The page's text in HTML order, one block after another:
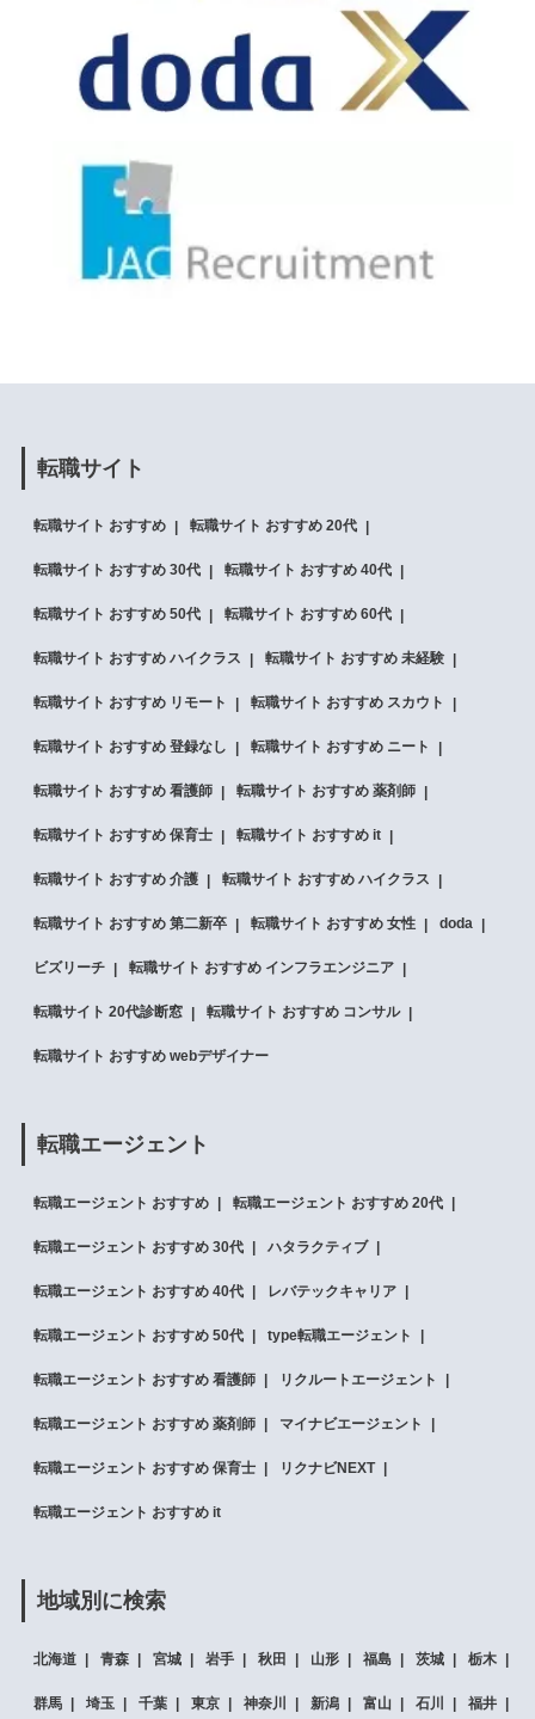
転職サイト
転職サイト おすすめ 転職サイト おすすめ 20代
転職サイト おすすめ 30代 転職サイト おすすめ 40代
転職サイト おすすめ 50代 転職サイト おすすめ 60代
転職サイト おすすめ ハイクラス 転職サイト おすすめ 未経験
転職サイト おすすめ リモート 転職サイト おすすめ スカウト
転職サイト おすすめ 登録なし 転職サイト おすすめ ニート
転職サイト おすすめ 看護師 転職サイト おすすめ 薬剤師
転職サイト おすすめ 保育士 転職サイト おすすめ it
転職サイト おすすめ 介護 転職サイト おすすめ ハイクラス
転職サイト おすすめ 第二新卒 転職サイト おすすめ 女性 doda
ビズリーチ 転職サイト おすすめ インフラエンジニア
転職サイト 20代診断窓 転職サイト おすすめ コンサル
転職サイト おすすめ webデザイナー
転職エージェント
転職エージェント おすすめ 転職エージェント おすすめ 20代
転職エージェント おすすめ 30代 ハタラクティブ
転職エージェント おすすめ 40代 レバテックキャリア
転職エージェント おすすめ 50代 type転職エージェント
転職エージェント おすすめ 看護師 リクルートエージェント
転職エージェント おすすめ 薬剤師 マイナビエージェント
転職エージェント おすすめ 保育士 リクナビNEXT
転職エージェント おすすめ it
地域別に検索
北海道 青森 宮城 岩手 秋田 山形 福島 茨城 栃木
群馬 埼玉 千葉 東京 神奈川 新潟 富山 石川 福井